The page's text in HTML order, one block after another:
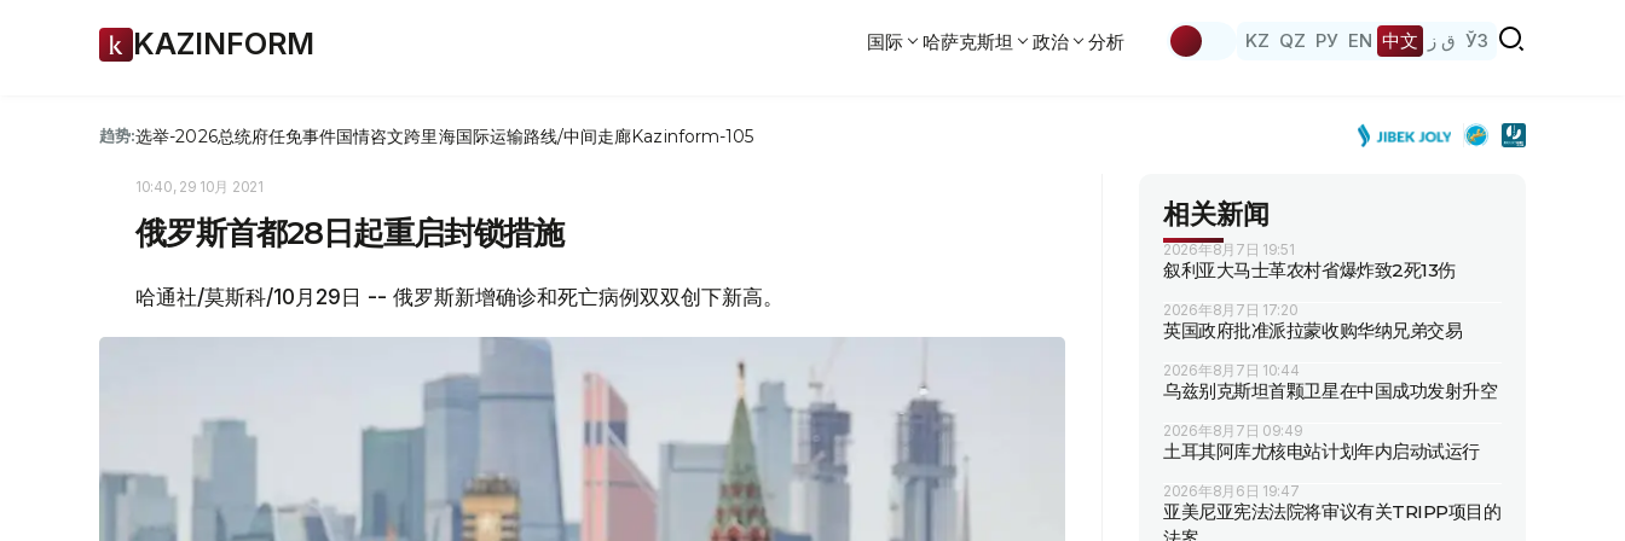
KAZINFORM 国际 哈萨克斯坦 政治 分析 KZ QZ РУ EN 中文 ق ز ЎЗ
趋势:选举-2026总统府任免事件国情咨文跨里海国际运输路线/中间走廊Kazinform-105
10:40, 29 10月 2021
俄罗斯首都28日起重启封锁措施
哈通社/莫斯科/10月29日 -- 俄罗斯新增确诊和死亡病例双双创下新高。
相关新闻
2026年8月7日 19:51
叙利亚大马士革农村省爆炸致2死13伤
2026年8月7日 17:20
英国政府批准派拉蒙收购华纳兄弟交易
2026年8月7日 10:44
乌兹别克斯坦首颗卫星在中国成功发射升空
2026年8月7日 09:49
土耳其阿库尤核电站计划年内启动试运行
2026年8月6日 19:47
亚美尼亚宪法法院将审议有关TRIPP项目的